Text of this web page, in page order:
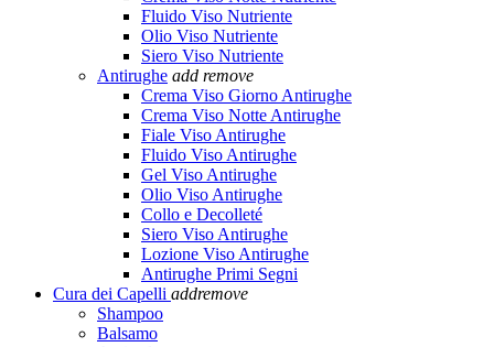
Fluido Viso Nutriente
Olio Viso Nutriente
Siero Viso Nutriente
Antirughe add remove
Crema Viso Giorno Antirughe
Crema Viso Notte Antirughe
Fiale Viso Antirughe
Fluido Viso Antirughe
Gel Viso Antirughe
Olio Viso Antirughe
Collo e Decolleté
Siero Viso Antirughe
Lozione Viso Antirughe
Antirughe Primi Segni
Cura dei Capelli addremove
Shampoo
Balsamo